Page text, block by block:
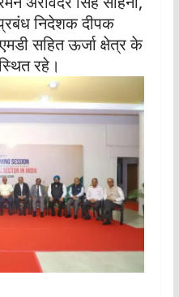
निदेशक दीपक
सहित ऊर्जा क्षेत्र के
रहे।